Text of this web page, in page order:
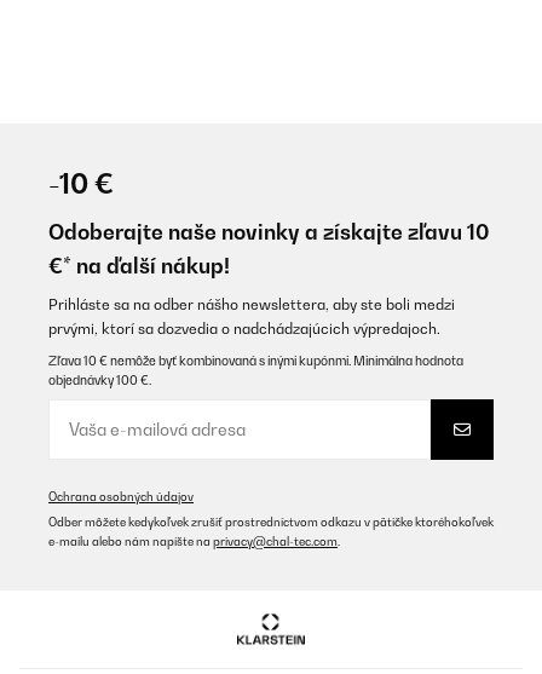
-10 €
Odoberajte naše novinky a získajte zľavu 10
€* na ďalší nákup!
Prihláste sa na odber nášho newslettera, aby ste boli medzi
prvými, ktorí sa dozvedia o nadchádzajúcich výpredajoch.
Zľava 10 € nemôže byť kombinovaná s inými kupónmi. Minimálna hodnota
objednávky 100 €.
Ochrana osobných údajov
Odber môžete kedykoľvek zrušiť prostredníctvom odkazu v pätičke ktoréhokoľvek
e-mailu alebo nám napíšte na privacy@chal-tec.com